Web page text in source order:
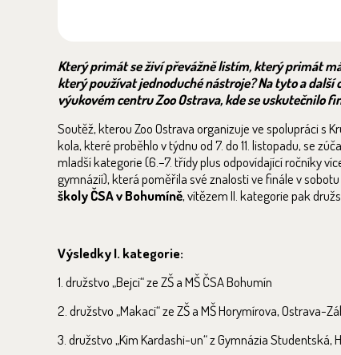
Který primát se živí převážně listím, který primát
který používat jednoduché nástroje? Na tyto a
výukovém centru Zoo Ostrava, kde se uskutečnilo
Soutěž, kterou Zoo Ostrava organizuje ve spolupráci s
kola, které proběhlo v týdnu od 7. do 11. listopadu, se
mladší kategorie (6.–7. třídy plus odpovídající ročníky
gymnázií), která poměřila své znalosti ve finále v
školy ČSA v Bohumíně, vítězem II. kategorie pak
Výsledky I. kategorie:
1. družstvo „Bejci“ ze ZŠ a MŠ ČSA Bohumín
2. družstvo „Makaci“ ze ZŠ a MŠ Horymírova, Ostrava-
3. družstvo „Kim Kardashi-un“ z Gymnázia Studentská,